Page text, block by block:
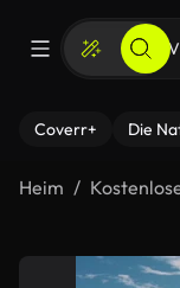
Coverr+ Die
Heim